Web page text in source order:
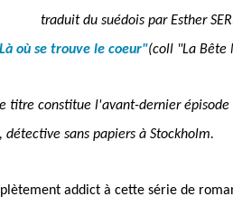
traduit du suédois par Esther
où se trouve le coeur"(coll "La Bête
titre constitue l'avant-dernier
détective sans papiers à Stockholm.
addict à cette série de